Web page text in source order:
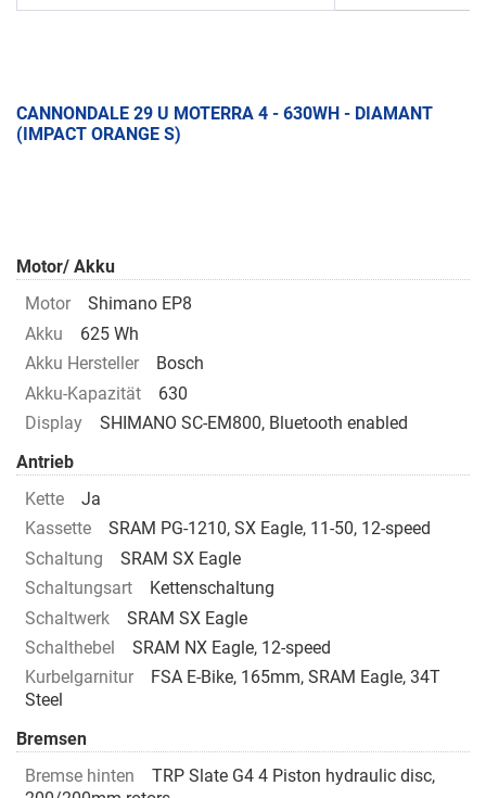
CANNONDALE 29 U MOTERRA 4 - 630WH - DIAMANT
(IMPACT ORANGE S)
Motor/ Akku
Motor
Shimano EP8
Akku
625 Wh
Akku Hersteller
Bosch
Akku-Kapazität
630
Display
SHIMANO SC-EM800, Bluetooth enabled
Antrieb
Kette
Ja
Kassette
SRAM PG-1210, SX Eagle, 11-50, 12-speed
Schaltung
SRAM SX Eagle
Schaltungsart
Kettenschaltung
Schaltwerk
SRAM SX Eagle
Schalthebel
SRAM NX Eagle, 12-speed
Kurbelgarnitur
FSA E-Bike, 165mm, SRAM Eagle, 34T
Steel
Bremsen
Bremse hinten
TRP Slate G4 4 Piston hydraulic disc,